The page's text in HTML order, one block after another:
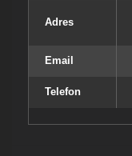
Adres
Email
Telefon